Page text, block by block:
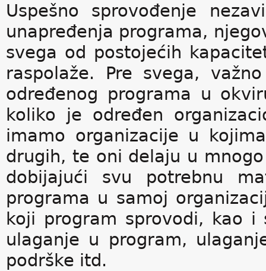
Uspešno sprovođenje
unapređenja programa,
svega od postojećih
raspolaže. Pre svega,
određenog programa u
koliko je određen
imamo organizacije u
drugih, te oni delaju u
dobijajući svu potrebnu
programa u samoj
koji program sprovodi, kao
ulaganje u program,
podrške itd.